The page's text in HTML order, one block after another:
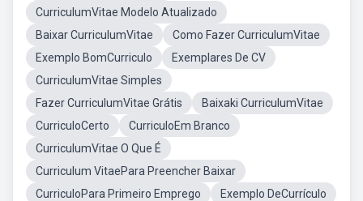
CurriculumVitae Modelo Atualizado
Baixar CurriculumVitae
Como Fazer CurriculumVitae
Exemplo BomCurriculo
Exemplares De CV
CurriculumVitae Simples
Fazer CurriculumVitae Grátis
Baixaki CurriculumVitae
CurriculoCerto
CurriculoEm Branco
CurriculumVitae O Que É
Curriculum VitaePara Preencher Baixar
CurriculoPara Primeiro Emprego
Exemplo DeCurrículo